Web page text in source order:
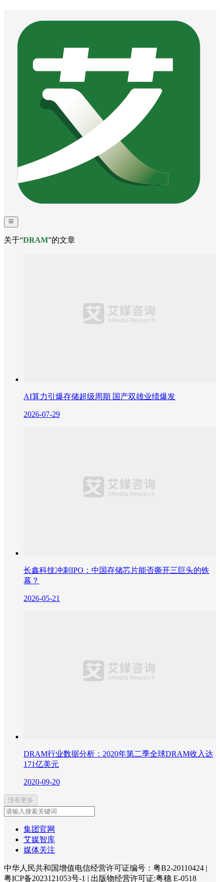
关于“DRAM”的文章
AI算力引爆存储超级周期 国产双雄业绩爆发
2026-07-29
长鑫科技冲刺IPO：中国存储芯片能否撕开三巨头的铁
幕？
2026-05-21
DRAM行业数据分析：2020年第二季全球DRAM收入达
171亿美元
2020-09-20
没有更多
集团官网
艾媒智库
媒体关注
中华人民共和国增值电信经营许可证编号：粤B2-20110424 |
粤ICP备2023121053号-1 | 出版物经营许可证:粤穗 E-0518